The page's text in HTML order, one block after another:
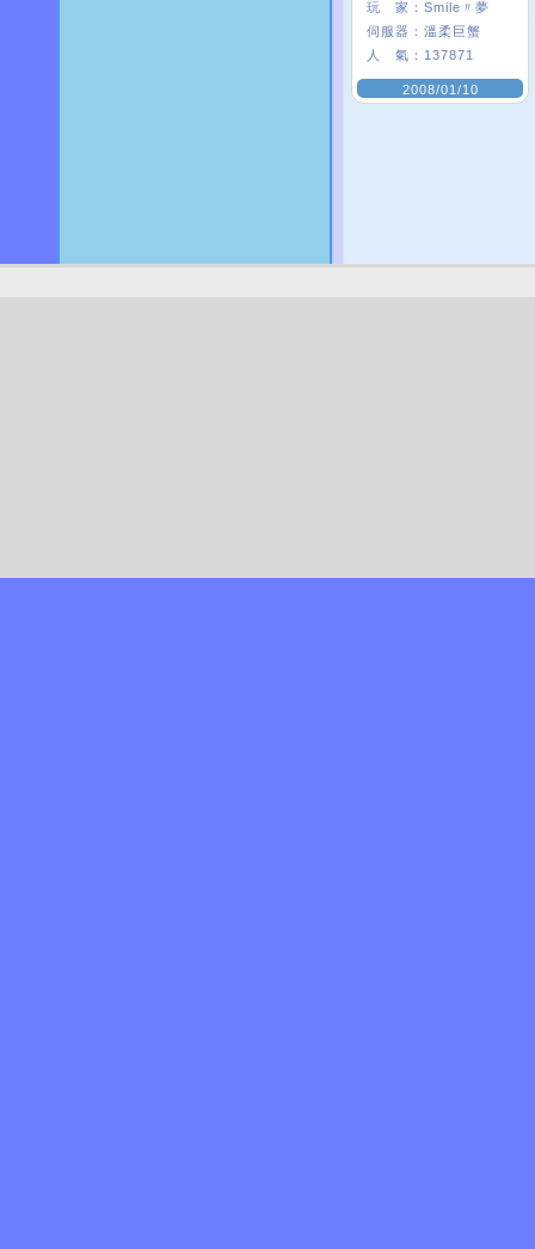
玩 家： Smile〃夢
伺服器： 溫柔巨蟹
人 氣： 137871
2008/01/10